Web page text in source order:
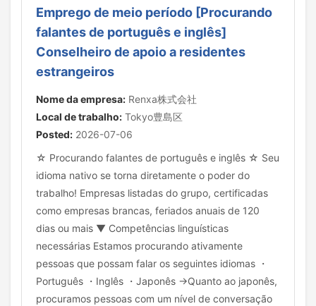
Emprego de meio período [Procurando
falantes de português e inglês]
Conselheiro de apoio a residentes
estrangeiros
Nome da empresa: Renxa株式会社
Local de trabalho: Tokyo豊島区
Posted: 2026-07-06
☆ Procurando falantes de português e inglês ☆ Seu
idioma nativo se torna diretamente o poder do
trabalho! Empresas listadas do grupo, certificadas
como empresas brancas, feriados anuais de 120
dias ou mais ▼ Competências linguísticas
necessárias Estamos procurando ativamente
pessoas que possam falar os seguintes idiomas ・
Português ・Inglês ・Japonês →Quanto ao japonês,
procuramos pessoas com um nível de conversação